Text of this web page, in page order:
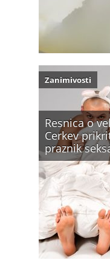
Resnica o
Cerkev
praznik
Zanimivosti